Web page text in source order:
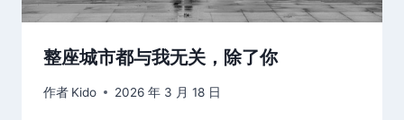
整座城市都与我无关，除了你
作者 Kido 2026 年 3 月 18 日